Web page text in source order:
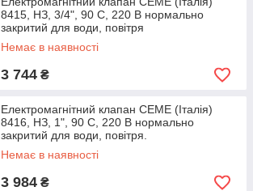
8415, НЗ, 3/4", 90 C, 220 В нормально
закритий для води, повітря
Немає в наявності
3 744 ₴
Електромагнітний клапан CEME (Італія)
8416, НЗ, 1", 90 C, 220 В нормально
закритий для води, повітря.
Немає в наявності
3 984 ₴